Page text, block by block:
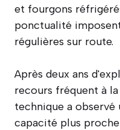
et fourgons
ponctualité
régulières sur route.
Après deux ans
recours fréquent à la
technique a observé
capacité plus